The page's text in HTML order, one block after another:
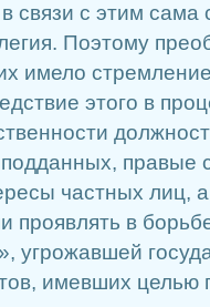
связи с этим сама
Поэтому
имело
этого в
подданных, правые
частных лиц,
в
угрожавшей
имевших целью